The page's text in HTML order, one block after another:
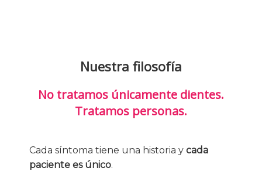
Nuestra filosofía
No tratamos únicamente dientes.
Tratamos personas.
Cada síntoma tiene una historia y cada
paciente es único.